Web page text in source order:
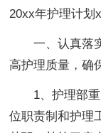
20xx年护理计划
一、认真落
高护理质量，确
1、护理部
位职责制和护理